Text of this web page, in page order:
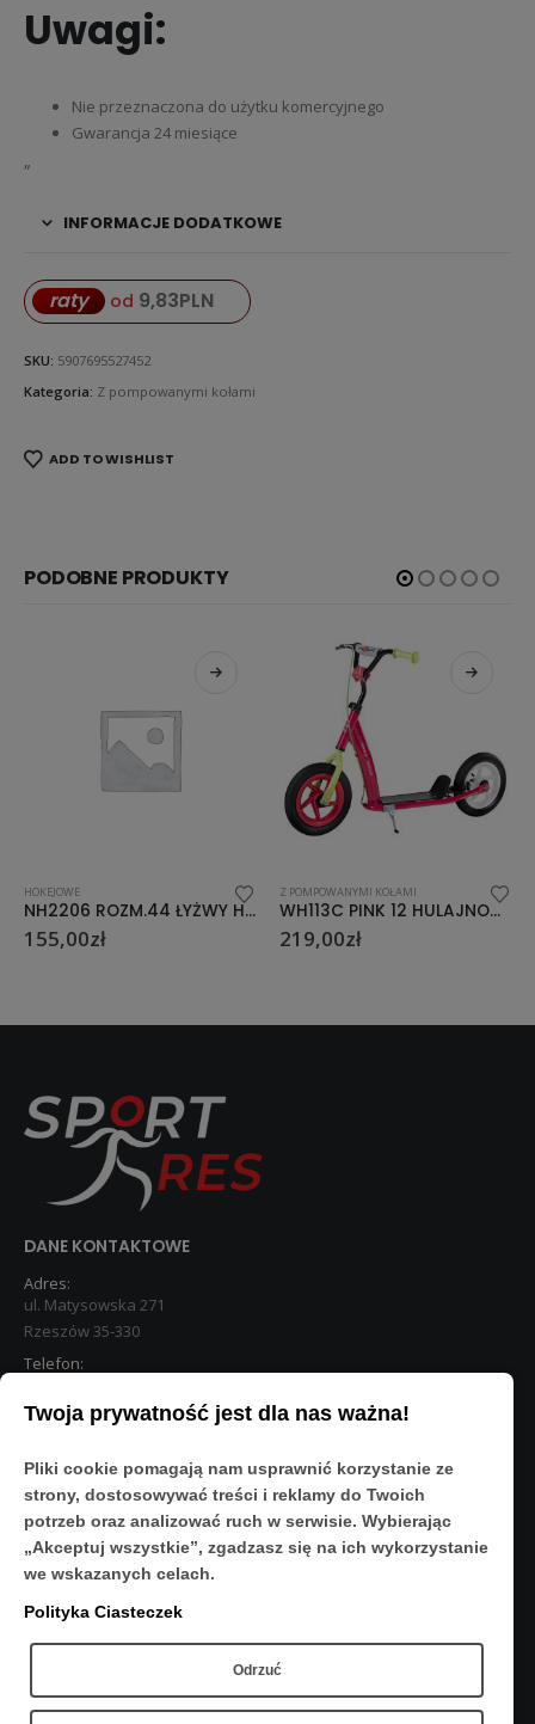
Uwagi:
Nie przeznaczona do użytku komercyjnego
Gwarancja 24 miesiące
„
INFORMACJE DODATKOWE
raty od 9,83PLN
SKU: 5907695527452
Kategoria: Z pompowanymi kołami
ADD TO WISHLIST
PODOBNE PRODUKTY
NH2206 ROZM.44 ŁYŻWY HOKEJOWE NILS EXTREME
Z POMPOWANYMI KOŁAMI
WH113C PINK 12 HULAJNOGA Z POMP. KOŁAMI NILS EXTREME”
219,00
Z POMPOWANYMI KOŁAMI
299,00
DANE KONTAKTOWE
Adres:
ul. Matysowska 271
Rzeszów 35-330
Telefon:
STREFA KLIENTA
Moje konto
O Nas
Polityka prywatności
Regulamin
FAQ
OBSERWUJ NAS
Twoja prywatność jest dla nas ważna!
Pliki cookie pomagają nam usprawnić korzystanie ze
strony, dostosowywać treści i reklamy do Twoich
potrzeb oraz analizować ruch w serwisie. Wybierając
„Akceptuj wszystkie”, zgadzasz się na ich wykorzystanie
we wskazanych celach.
Polityka Ciasteczek
Odrzuć